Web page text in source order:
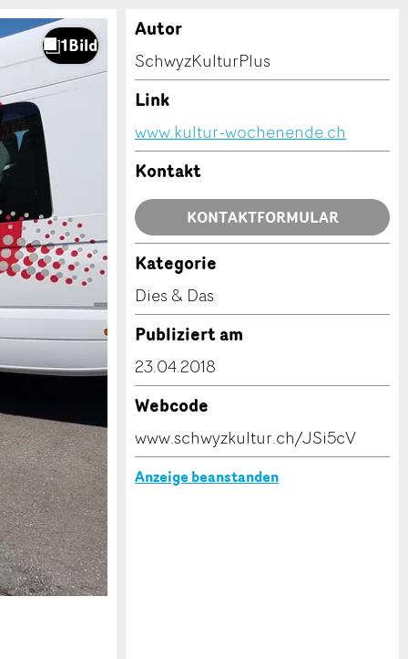
Autor
SchwyzKulturPlus
Link
www.kultur-wochenende.ch
Kontakt
KONTAKTFORMULAR
Kategorie
Dies & Das
Publiziert am
23.04.2018
Webcode
www.schwyzkultur.ch/JSi5cV
Anzeige beanstanden